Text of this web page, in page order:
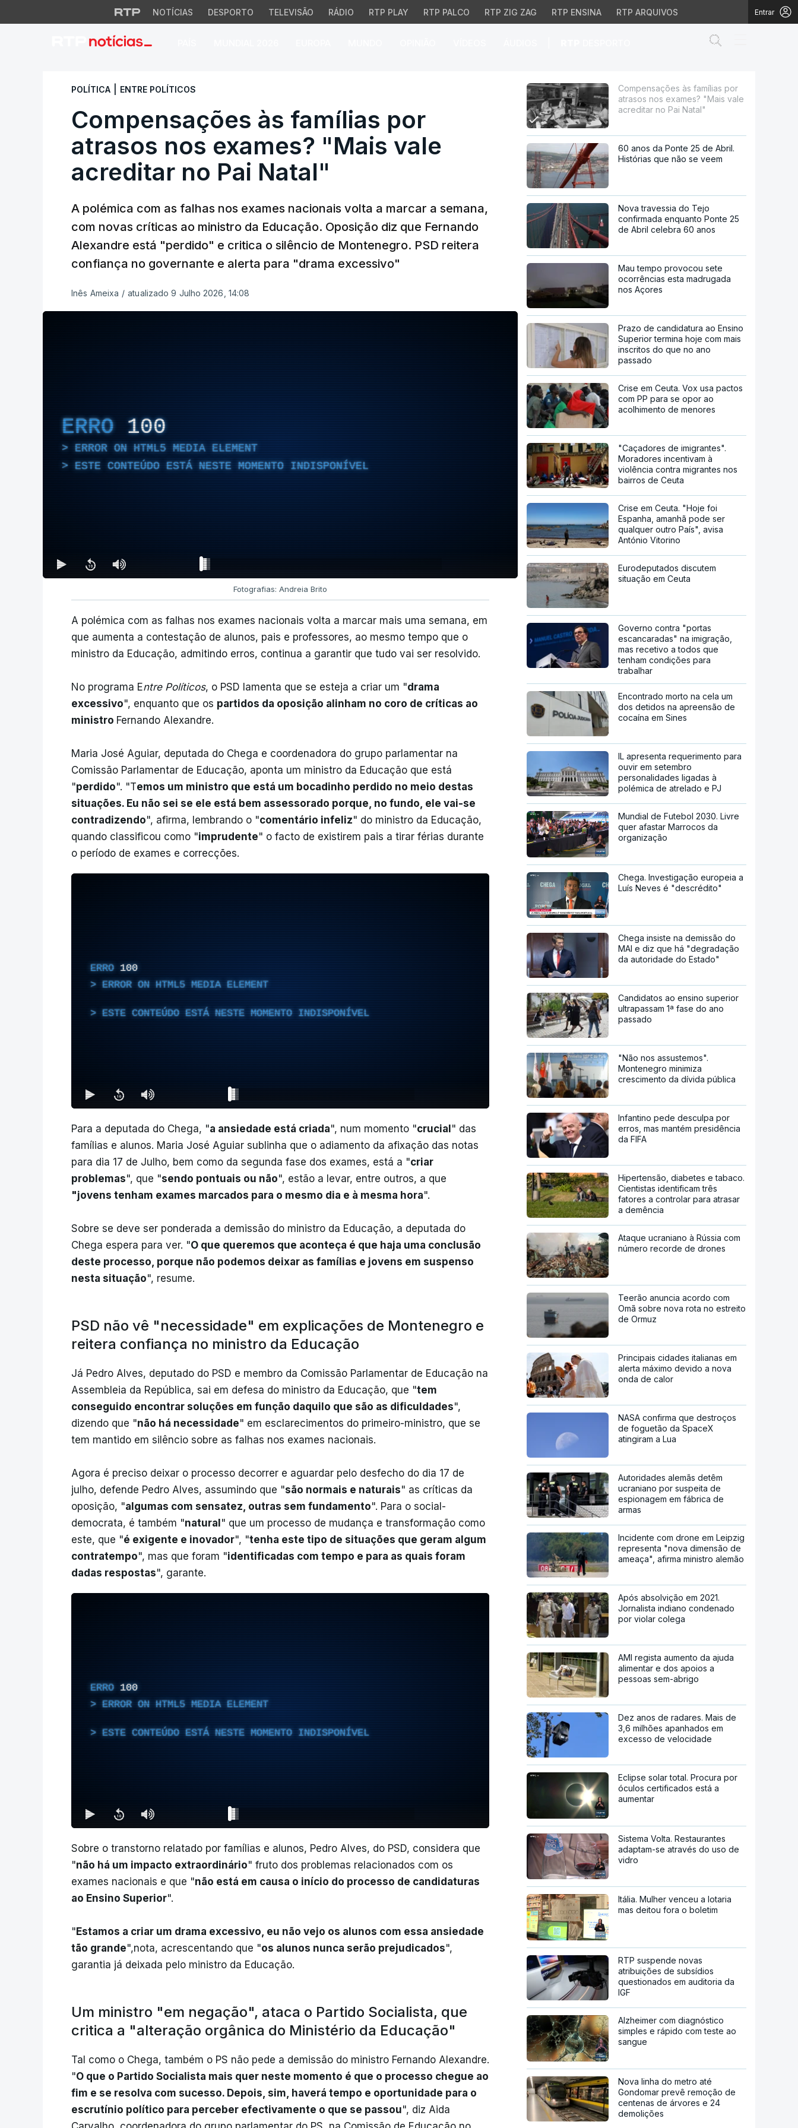
NOTÍCIAS DESPORTO TELEVISÃO RÁDIO RTP PLAY RTP PALCO RTP ZIG ZAG RTP ENSINA RTP ARQUIVOS Entrar
Compensações às famílias por atrasos nos exames? "Mais vale
POLÍTICA ENTRE POLÍTICOS
Compensações às famílias por
atrasos nos exames? "Mais vale
acreditar no Pai Natal"
A polémica com as falhas nos exames nacionais volta a marcar a semana,
com novas críticas ao ministro da Educação. Oposição diz que Fernando
Alexandre está "perdido" e critica o silêncio de Montenegro. PSD reitera
confiança no governante e alerta para "drama excessivo"
Inês Ameixa / atualizado 9 Julho 2026, 14:08
ERRO 100
ERROR ON HTML5 MEDIA ELEMENT
ESTE CONTEÚDO ESTÁ NESTE MOMENTO INDISPONÍVEL
Fotografias: Andreia Brito
A polémica com as falhas nos exames nacionais volta a marcar mais uma semana, em
que aumenta a contestação de alunos, pais e professores, ao mesmo tempo que o
ministro da Educação, admitindo erros, continua a garantir que tudo vai ser resolvido.
No programa Entre Políticos, o PSD lamenta que se esteja a criar um "drama
excessivo", enquanto que os partidos da oposição alinham no coro de críticas ao
ministro Fernando Alexandre.
Maria José Aguiar, deputada do Chega e coordenadora do grupo parlamentar na
Comissão Parlamentar de Educação, aponta um ministro da Educação que está
"perdido". "Temos um ministro que está um bocadinho perdido no meio destas
situações. Eu não sei se ele está bem assessorado porque, no fundo, ele vai-se
contradizendo", afirma, lembrando o "comentário infeliz" do ministro da Educação,
quando classificou como "imprudente" o facto de existirem pais a tirar férias durante
o período de exames e correcções.
ERRO 100
ERROR ON HTML5 MEDIA ELEMENT
ESTE CONTEÚDO ESTÁ NESTE MOMENTO INDISPONÍVEL
Para a deputada do Chega, "a ansiedade está criada", num momento "crucial " das
famílias e alunos. Maria José Aguiar sublinha que o adiamento da afixação das notas
para dia 17 de Julho, bem como da segunda fase dos exames, está a "criar
problemas", que "sendo pontuais ou não", estão a levar, entre outros, a que
"jovens tenham exames marcados para o mesmo dia e à mesma hora".
Sobre se deve ser ponderada a demissão do ministro da Educação, a deputada do
Chega espera para ver. "O que queremos que aconteça é que haja uma conclusão
deste processo, porque não podemos deixar as famílias e jovens em suspenso
nesta situação", resume.
PSD não vê "necessidade" em explicações de Montenegro e
reitera confiança no ministro da Educação
Já Pedro Alves, deputado do PSD e membro da Comissão Parlamentar de Educação na
Assembleia da República, sai em defesa do ministro da Educação, que "tem
conseguido encontrar soluções em função daquilo que são as dificuldades",
dizendo que "não há necessidade" em esclarecimentos do primeiro-ministro, que se
tem mantido em silêncio sobre as falhas nos exames nacionais.
Agora é preciso deixar o processo decorrer e aguardar pelo desfecho do dia 17 de
julho, defende Pedro Alves, assumindo que "são normais e naturais" as críticas da
oposição, "algumas com sensatez, outras sem fundamento". Para o social-
democrata, é também "natural " que um processo de mudança e transformação como
este, que "é exigente e inovador", "tenha este tipo de situações que geram algum
contratempo", mas que foram "identificadas com tempo e para as quais foram
dadas respostas", garante.
ERRO 100
ERROR ON HTML5 MEDIA ELEMENT
ESTE CONTEÚDO ESTÁ NESTE MOMENTO INDISPONÍVEL
Sobre o transtorno relatado por famílias e alunos, Pedro Alves, do PSD, considera que
"não há um impacto extraordinário" fruto dos problemas relacionados com os
exames nacionais e que "não está em causa o início do processo de candidaturas
ao Ensino Superior".
" Estamos a criar um drama excessivo, eu não vejo os alunos com essa ansiedade
tão grande",nota, acrescentando que "os alunos nunca serão prejudicados",
garantia já deixada pelo ministro da Educação.
Um ministro "em negação", ataca o Partido Socialista, que
critica a "alteração orgânica do Ministério da Educação"
Tal como o Chega, também o PS não pede a demissão do ministro Fernando Alexandre.
"O que o Partido Socialista mais quer neste momento é que o processo chegue ao
fim e se resolva com sucesso. Depois, sim, haverá tempo e oportunidade para o
escrutínio político para perceber efectivamente o que se passou", diz Aida
Compensações às famílias por
atrasos nos exames? "Mais vale
acreditar no Pai Natal"
60 anos da Ponte 25 de Abril.
Histórias que não se veem
Nova travessia do Tejo
confirmada enquanto Ponte 25
de Abril celebra 60 anos
Mau tempo provocou sete
ocorrências esta madrugada
nos Açores
Prazo de candidatura ao Ensino
Superior termina hoje com mais
inscritos do que no ano
passado
Crise em Ceuta. Vox usa pactos
com PP para se opor ao
acolhimento de menores
"Caçadores de imigrantes".
Moradores incentivam à
violência contra migrantes nos
bairros de Ceuta
Crise em Ceuta. "Hoje foi
Espanha, amanhã pode ser
qualquer outro País", avisa
António Vitorino
Eurodeputados discutem
situação em Ceuta
Governo contra "portas
escancaradas" na imigração,
mas recetivo a todos que
tenham condições para
trabalhar
Encontrado morto na cela um
dos detidos na apreensão de
cocaína em Sines
IL apresenta requerimento para
ouvir em setembro
personalidades ligadas à
polémica de atrelado e PJ
Mundial de Futebol 2030. Livre
quer afastar Marrocos da
organização
Chega. Investigação europeia a
Luís Neves é "descrédito"
Chega insiste na demissão do
MAI e diz que há "degradação
da autoridade do Estado"
Candidatos ao ensino superior
ultrapassam 1ª fase do ano
passado
"Não nos assustemos".
Montenegro minimiza
crescimento da dívida pública
Infantino pede desculpa por
erros, mas mantém presidência
da FIFA
Hipertensão, diabetes e tabaco.
Cientistas identificam três
fatores a controlar para atrasar
a demência
Ataque ucraniano à Rússia com
número recorde de drones
Teerão anuncia acordo com
Omã sobre nova rota no estreito
de Ormuz
Principais cidades italianas em
alerta máximo devido a nova
onda de calor
NASA confirma que destroços
de foguetão da SpaceX
atingiram a Lua
Autoridades alemãs detêm
ucraniano por suspeita de
espionagem em fábrica de
armas
Incidente com drone em Leipzig
representa "nova dimensão de
ameaça", afirma ministro alemão
Após absolvição em 2021.
Jornalista indiano condenado
por violar colega
AMI regista aumento da ajuda
alimentar e dos apoios a
pessoas sem-abrigo
Dez anos de radares. Mais de
3,6 milhões apanhados em
excesso de velocidade
Eclipse solar total. Procura por
óculos certificados está a
aumentar
Sistema Volta. Restaurantes
adaptam-se através do uso de
vidro
Itália. Mulher venceu a lotaria
mas deitou fora o boletim
RTP suspende novas
atribuições de subsídios
questionados em auditoria da
IGF
Alzheimer com diagnóstico
simples e rápido com teste ao
sangue
Nova linha do metro até
Gondomar prevê remoção de
centenas de árvores e 24
demolições